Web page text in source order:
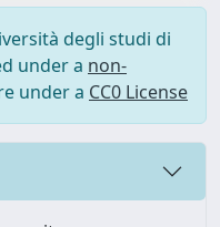
degli studi di
under a non-
under a CC0 License